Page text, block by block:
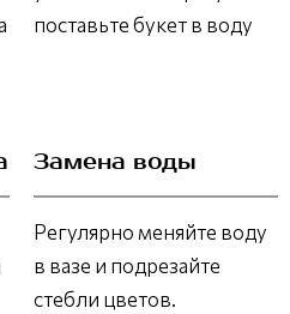
поставьте букет в воду
Замена воды
Регулярно меняйте воду
в вазе и подрезайте
стебли цветов.